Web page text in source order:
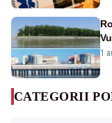
în
1
CATEGORII